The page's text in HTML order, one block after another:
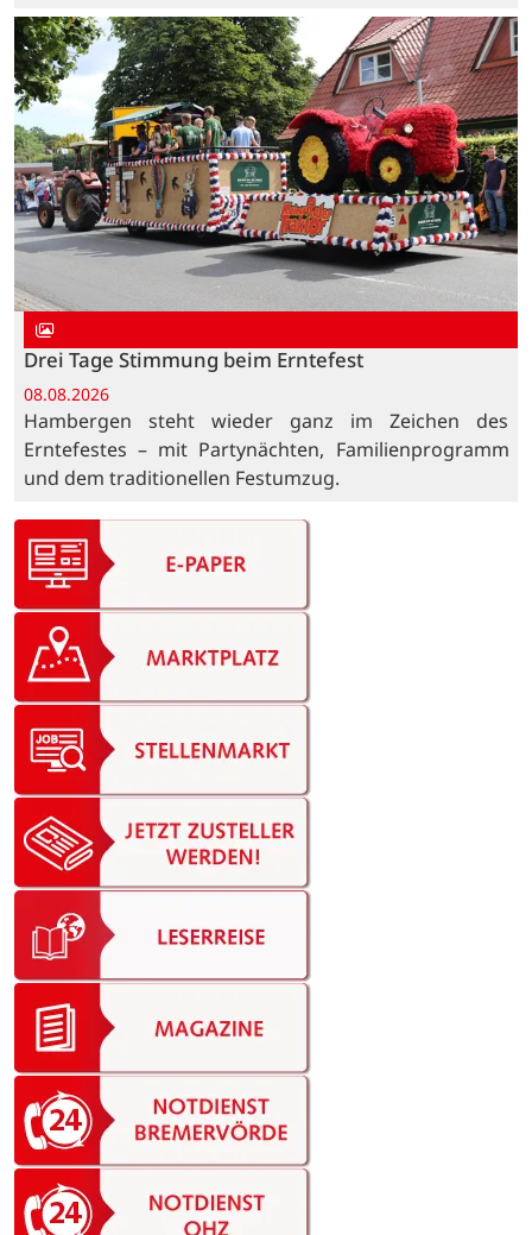
Drei Tage Stimmung beim Erntefest
08.08.2026
Hambergen steht wieder ganz im Zeichen des
Erntefestes – mit Partynächten, Familienprogramm
und dem traditionellen Festumzug.